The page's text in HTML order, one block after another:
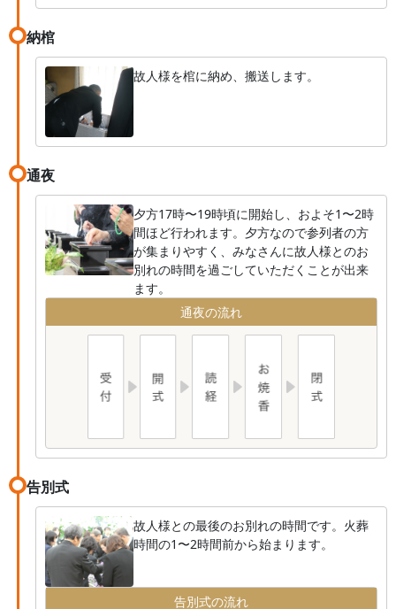
納棺
故人様を棺に納め、搬送します。
通夜
夕方17時〜19時頃に開始し、およそ1〜2時
間ほど行われます。夕方なので参列者の方
が集まりやすく、みなさんに故人様とのお
別れの時間を過ごしていただくことが出来
ます。
通夜の流れ
告別式
故人様との最後のお別れの時間です。火葬
時間の1〜2時間前から始まります。
告別式の流れ